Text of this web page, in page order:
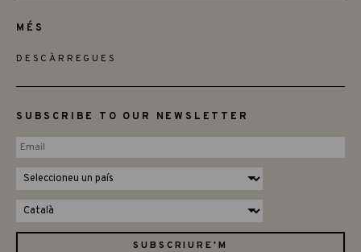
MÉS
DESCÀRREGUES
SUBSCRIBE TO OUR NEWSLETTER